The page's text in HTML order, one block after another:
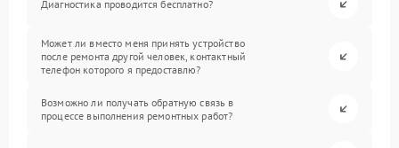
Диагностика проводится бесплатно?
Может ли вместо меня принять устройство
после ремонта другой человек, контактный
телефон которого я предоставлю?
Возможно ли получать обратную связь в
процессе выполнения ремонтных работ?